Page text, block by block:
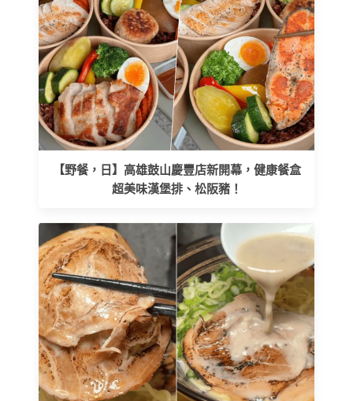
【野餐，日】高雄鼓山慶豐店新開幕，健康餐盒
超美味漢堡排、松阪豬！